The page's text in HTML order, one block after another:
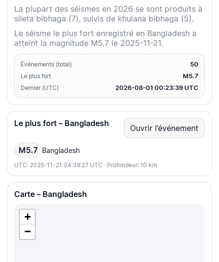
La plupart des séismes en 2026 se sont produits à
sileta bibhaga (7), suivis de khulana bibhaga (5).
Le séisme le plus fort enregistré en Bangladesh a
atteint la magnitude M5.7 le 2025-11-21.
Événements (total) 50
Le plus fort M5.7
Dernier (UTC) 2026-08-01 00:23:39 UTC
Le plus fort – Bangladesh Ouvrir l’événement
M5.7 Bangladesh
UTC: 2025-11-21 04:38:27 UTC · Profondeur: 10 km
Carte – Bangladesh
+
−